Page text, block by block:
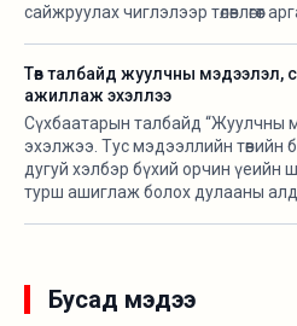
сайжруулах чиглэлээр төлөвлөгөөт
Төв талбайд жуулчны мэдээлэл,
ажиллаж эхэллээ
Сүхбаатарын талбайд “Жуулчны
эхэлжээ. Тус мэдээллийн төвийн
дугуй хэлбэр бүхий орчин үеийн
турш ашиглаж болох дулааны
байна.
Бусад мэдээ